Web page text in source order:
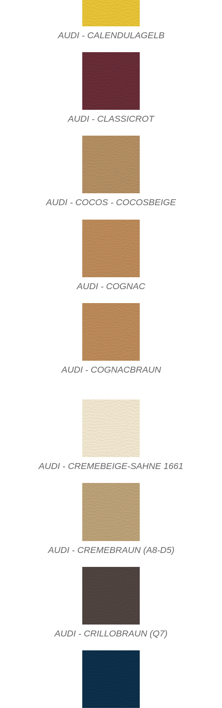
AUDI - CALENDULAGELB
AUDI - CLASSICROT
AUDI - COCOS - COCOSBEIGE
AUDI - COGNAC
AUDI - COGNACBRAUN
AUDI - CREMEBEIGE-SAHNE 1661
AUDI - CREMEBRAUN (A8-D5)
AUDI - CRILLOBRAUN (Q7)